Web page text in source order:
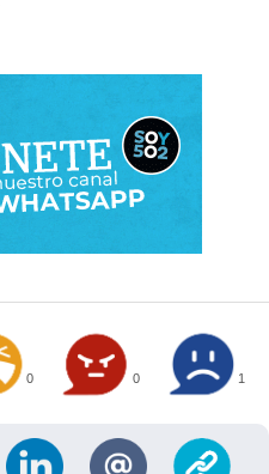
0 0 1